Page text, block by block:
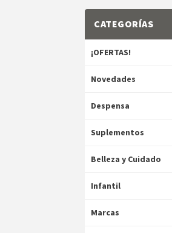
CATEGORÍAS
¡OFERTAS!
Novedades
Despensa
Suplementos
Belleza y Cuidado
Infantil
Marcas